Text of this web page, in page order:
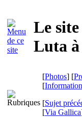
Le site
Luta
[Photos] [
[
[Sujet
[Via Gallica